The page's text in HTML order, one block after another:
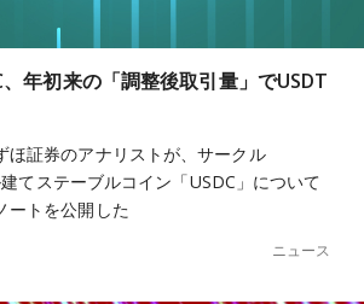
年初来の「調整後取引量」でUSDT
ほ証券のアナリストが、サークル
建てステーブルコイン「USDC」について
ートを公開した
ニュース